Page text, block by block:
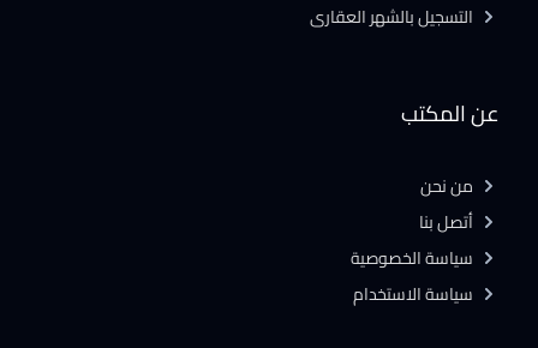
عن المكتب
من نحن
أتصل بنا
سياسة الخصوصية
سياسة الاستخدام
التسجيل بالشهر العقارى